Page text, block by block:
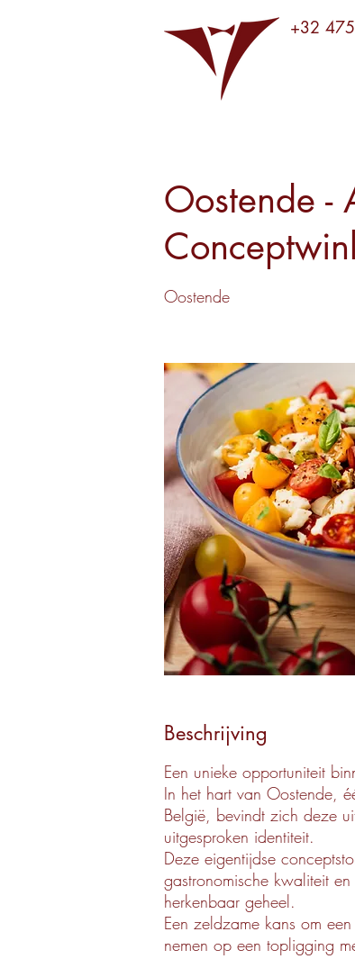
+32
Oostende -
Oostende
Beschrijving
Een unieke opportuniteit
In het hart van Oostende,
België, bevindt zich deze
uitgesproken identiteit.
Deze eigentijdse
gastronomische kwaliteit
herkenbaar geheel.
Een zeldzame kans om
nemen op een topligging